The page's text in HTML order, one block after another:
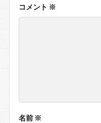
コメント ※
名前 ※